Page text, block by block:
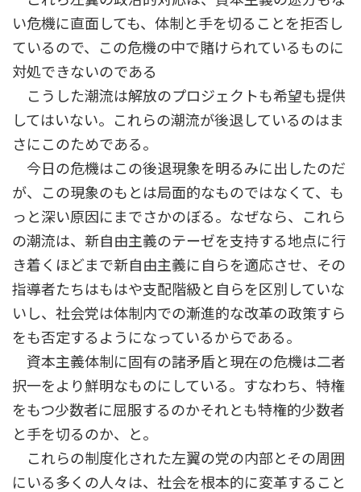
い危機に直面しても、体制と手を切ることを拒否し
ているので、この危機の中で賭けられているものに
対処できないのである
こうした潮流は解放のプロジェクトも希望も提供
してはいない。これらの潮流が後退しているのはま
さにこのためである。
今日の危機はこの後退現象を明るみに出したのだ
が、この現象のもとは局面的なものではなくて、も
っと深い原因にまでさかのぼる。なぜなら、これら
の潮流は、新自由主義のテーゼを支持する地点に行
き着くほどまで新自由主義に自らを適応させ、その
指導者たちはもはや支配階級と自らを区別していな
いし、社会党は体制内での漸進的な改革の政策すら
をも否定するようになっているからである。
資本主義体制に固有の諸矛盾と現在の危機は二者
択一をより鮮明なものにしている。すなわち、特権
をもつ少数者に屈服するのかそれとも特権的少数者
と手を切るのか、と。
これらの制度化された左翼の党の内部とその周囲
にいる多くの人々は、社会を根本的に変革すること